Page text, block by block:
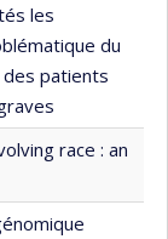
les
du
patients
race : an